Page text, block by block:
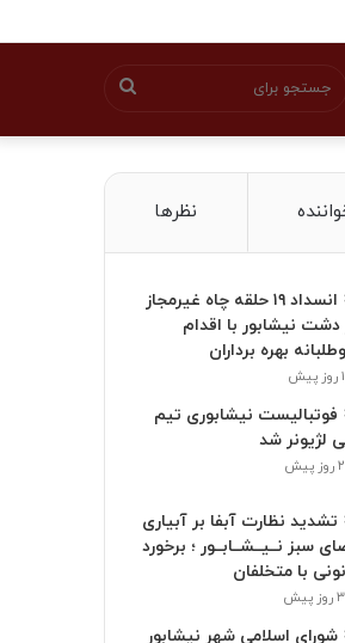
برای
نظرها
💢 انسداد ۱۹ حلقه چاه غیرمجاز
دشت نیشابور با اقدام
بهره برداران
۱ روز پیش
فوتبالیست نیشابوری تیم
لژیونر شد
۲ روز پیش
تشدید نظارت آبفا بر آبیاری
سبز نــیــشــابــور ؛ برخورد
با متخلفان
۳ روز پیش
شورای اسلامی شهر نیشابور